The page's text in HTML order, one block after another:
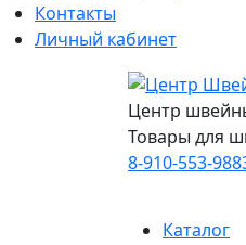
Контакты
Личный кабинет
Центр
Товары для
8-910-553-
Каталог